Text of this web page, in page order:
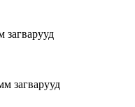
загварууд
загварууд